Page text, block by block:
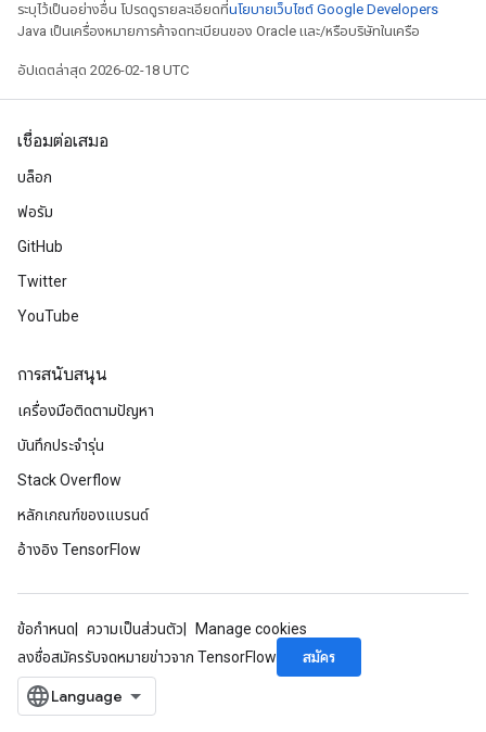
ระบุไว้เป็นอย่างอื่น โปรดดูรายละเอียดที่นโยบายเว็บไซต์ Google Developers
Java เป็นเครื่องหมายการค้าจดทะเบียนของ Oracle และ/หรือบริษัทในเครือ
อัปเดตล่าสุด 2026-02-18 UTC
เชื่อมต่อเสมอ
บล็อก
ฟอรัม
GitHub
Twitter
YouTube
การสนับสนุน
เครื่องมือติดตามปัญหา
บันทึกประจำรุ่น
Stack Overflow
หลักเกณฑ์ของแบรนด์
อ้างอิง TensorFlow
ข้อกำหนด ความเป็นส่วนตัว
Manage cookies
ลงชื่อสมัครรับจดหมายข่าวจาก TensorFlow
สมัคร